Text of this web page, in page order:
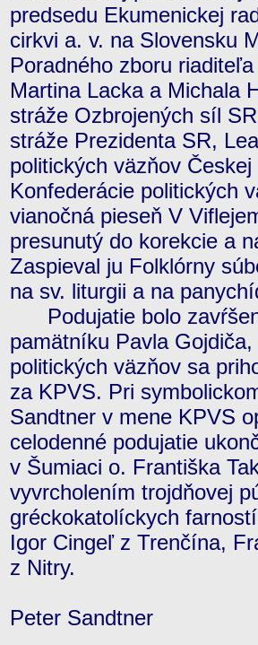
predsedu Ekumenickej
cirkvi a. v. na Slovensku
Poradného zboru
Martina Lacka a Michala
stráže Ozbrojených síl
stráže Prezidenta SR,
politických väzňov
Konfederácie politických
vianočná pieseň V
presunutý do korekcie a
Zaspieval ju Folklórny
na sv. liturgii a na
Podujatie bolo
pamätníku Pavla
politických väzňov sa
za KPVS. Pri
Sandtner v mene KPVS
celodenné podujatie
v Šumiaci o. Františka
vyvrcholením trojdňovej
gréckokatolíckych
Igor Cingeľ z Trenčína,
z Nitry.
Peter Sandtner